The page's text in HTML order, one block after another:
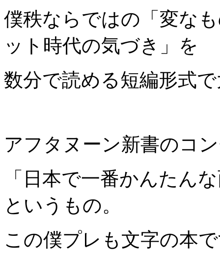
僕秩ならではの「変な
ット時代の気づき」を
数分で読める短編形式
アフタヌーン新書のコ
「日本で一番かんた
というもの。
この僕プレも文字の本